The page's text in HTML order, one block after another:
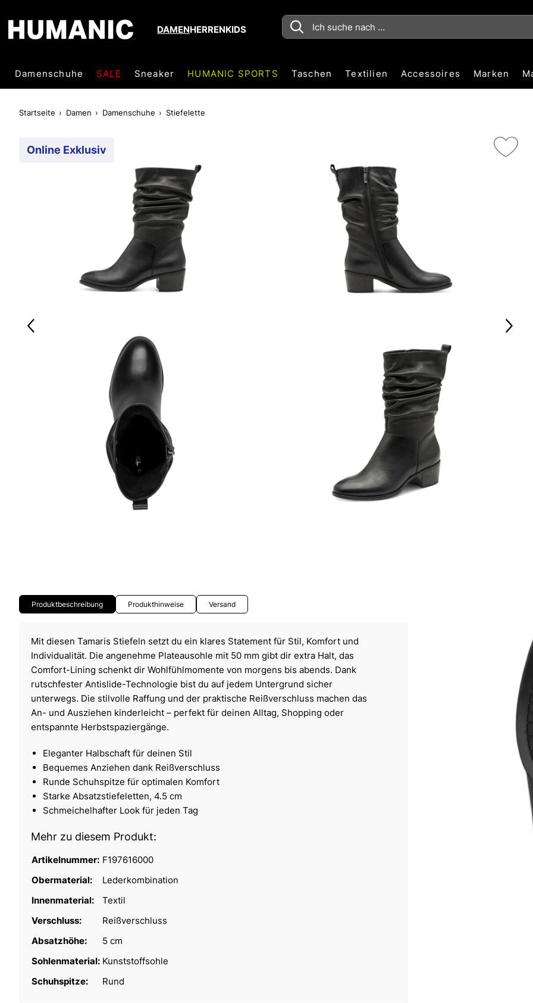
DAMENHERRENKIDS
Damenschuhe SALE Sneaker HUMANIC SPORTS Taschen Textilien Accessoires Marken
Startseite Damen Damenschuhe Stiefelette
Online Exklusiv
Produktbeschreibung Produkthinweise Versand
Mit diesen Tamaris Stiefeln setzt du ein klares Statement für Stil, Komfort und
Individualität. Die angenehme Plateausohle mit 50 mm gibt dir extra Halt, das
Comfort-Lining schenkt dir Wohlfühlmomente von morgens bis abends. Dank
rutschfester Antislide-Technologie bist du auf jedem Untergrund sicher
unterwegs. Die stilvolle Raffung und der praktische Reißverschluss machen das
An- und Ausziehen kinderleicht – perfekt für deinen Alltag, Shopping oder
entspannte Herbstspaziergänge.
Eleganter Halbschaft für deinen Stil
Bequemes Anziehen dank Reißverschluss
Runde Schuhspitze für optimalen Komfort
Starke Absatzstiefeletten, 4.5 cm
Schmeichelhafter Look für jeden Tag
Mehr zu diesem Produkt:
Artikelnummer: F197616000
Obermaterial:
Lederkombination
Innenmaterial:
Textil
Verschluss:
Reißverschluss
Absatzhöhe:
5 cm
Sohlenmaterial: Kunststoffsohle
Schuhspitze:
Rund